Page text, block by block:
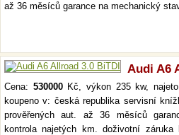
až 36 měsíců garance na mechanický
Audi A6
Cena: 530000Kč, výkon 235 kw,
koupeno v: česká republika servisní
prověřených aut. až 36 měsíců
kontrola najetých km. doživotní